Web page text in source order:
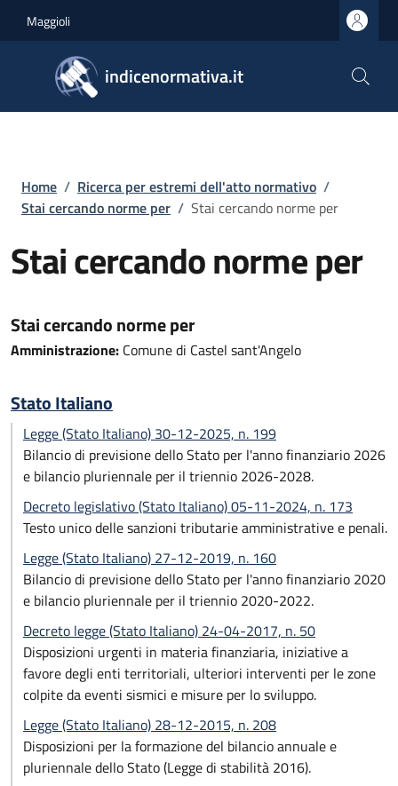
Maggioli
indicenormativa.it
Briciole di pane
Home / Ricerca per estremi dell'atto normativo /
Stai cercando norme per / Stai cercando norme per
Stai cercando norme per
Stai cercando norme per
Amministrazione: Comune di Castel sant'Angelo
Stato Italiano
Legge (Stato Italiano) 30-12-2025, n. 199
Bilancio di previsione dello Stato per l'anno finanziario 2026
e bilancio pluriennale per il triennio 2026-2028.
Decreto legislativo (Stato Italiano) 05-11-2024, n. 173
Testo unico delle sanzioni tributarie amministrative e penali.
Legge (Stato Italiano) 27-12-2019, n. 160
Bilancio di previsione dello Stato per l'anno finanziario 2020
e bilancio pluriennale per il triennio 2020-2022.
Decreto legge (Stato Italiano) 24-04-2017, n. 50
Disposizioni urgenti in materia finanziaria, iniziative a
favore degli enti territoriali, ulteriori interventi per le zone
colpite da eventi sismici e misure per lo sviluppo.
Legge (Stato Italiano) 28-12-2015, n. 208
Disposizioni per la formazione del bilancio annuale e
pluriennale dello Stato (Legge di stabilità 2016).